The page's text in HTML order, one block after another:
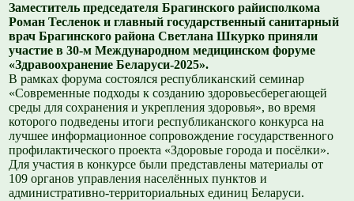
Заместитель председателя Брагинского райисполкома
Роман Тесленок и главный государственный санитарный
врач Брагинского района Светлана Шкурко приняли
участие в 30-м Международном медицинском форуме
«Здравоохранение Беларуси-2025».
В рамках форума состоялся республиканский семинар
«Современные подходы к созданию здоровьесберегающей
среды для сохранения и укрепления здоровья», во время
которого подведены итоги республиканского конкурса на
лучшее информационное сопровождение государственного
профилактического проекта «Здоровые города и посёлки».
Для участия в конкурсе были представлены материалы от
109 органов управления населённых пунктов и
административно-территориальных единиц Беларуси.